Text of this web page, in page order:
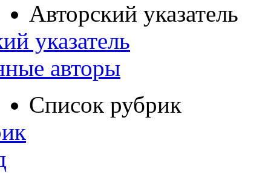
Авторский указатель
указатель
авторы
Список рубрик